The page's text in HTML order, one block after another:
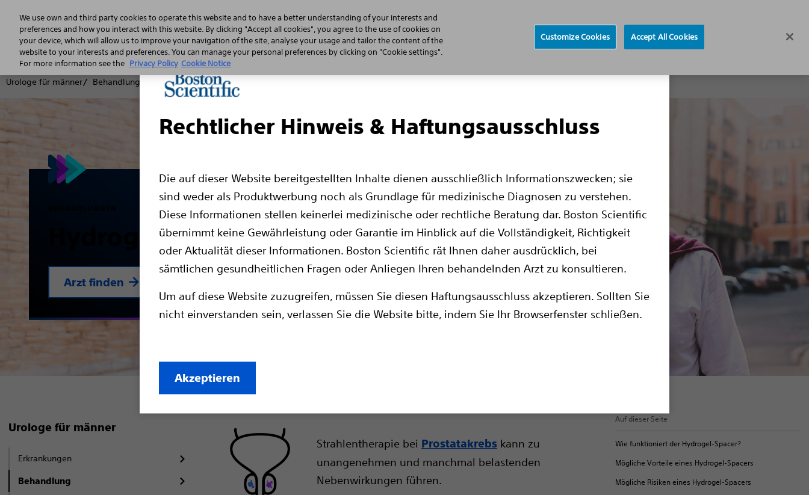
Rechtlicher Hinweis & Haftungsausschluss
Die auf dieser Website bereitgestellten Inhalte dienen ausschließlich Informationszwecken; sie
sind weder als Produktwerbung noch als Grundlage für medizinische Diagnosen zu verstehen.
Diese Informationen stellen keinerlei medizinische oder rechtliche Beratung dar. Boston Scientific
übernimmt keine Gewährleistung oder Garantie im Hinblick auf die Vollständigkeit, Richtigkeit
oder Aktualität dieser Informationen. Boston Scientific rät Ihnen daher ausdrücklich, bei
sämtlichen gesundheitlichen Fragen oder Anliegen Ihren behandelnden Arzt zu konsultieren.
Um auf diese Website zuzugreifen, müssen Sie diesen Haftungsausschluss akzeptieren. Sollten Sie
nicht einverstanden sein, verlassen Sie die Website bitte, indem Sie Ihr Browserfenster schließen.
Akzeptieren
Urologe für männer Behandlung Prostatakrebs Hydrogel Spacer
Hydrogel Spacer
Arzt finden
Urologe für männer
Erkrankungen
Behandlung
Auf dieser Seite
Wie funktioniert der Hydrogel-Spacer?
Mögliche Vorteile eines Hydrogel-Spacers
Mögliche Risiken eines Hydrogel-Spacers
Strahlentherapie bei Prostatakrebs kann zu
unangenehmen und manchmal belastenden
Nebenwirkungen führen.
We use own and third party cookies to operate this website and to have a better understanding of your interests and
preferences and how you interact with this website. By clicking "Accept all cookies", you agree to the use of cookies on
your device, which will allow us to improve your navigation of the site, analyse your usage and tailor the content of the
website to your interests and preferences. You can manage your personal preferences by clicking on "Cookie settings".
For more information see the Privacy Policy Cookie Notice
Customize Cookies Accept All Cookies